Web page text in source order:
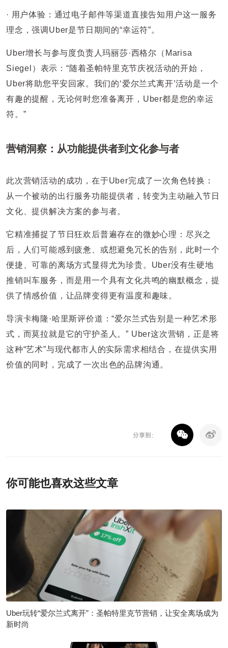
· 用户体验：通过电子邮件等渠道直接告知用户这一服务
理念，强调Uber是节日期间的“幸运符”。
Uber增长与参与度负责人玛丽莎·西格尔（Marisa
Siegel）表示：“随着圣帕特里克节庆祝活动的开始，
Uber将助您平安回家。我们的‘爱尔兰式离开’活动是一个
有趣的提醒，无论何时您准备离开，Uber都是您的幸运
符。”
营销洞察：从功能提供者到文化参与者
此次营销活动的成功，在于Uber完成了一次角色转换：
从一个被动的出行服务功能提供者，转变为主动融入节日
文化、提供解决方案的参与者。
它精准捕捉了节日狂欢后普遍存在的微妙心理：尽兴之
后，人们可能感到疲惫、或想避免冗长的告别，此时一个
便捷、可靠的离场方式显得尤为珍贵。Uber没有生硬地
推销叫车服务，而是用一个具有文化共鸣的幽默概念，提
供了情感价值，让品牌变得更有温度和趣味。
导演卡梅隆·哈里斯评价道：“爱尔兰式告别是一种艺术形
式，而莫拉就是它的守护圣人。” Uber这次营销，正是将
这种“艺术”与现代都市人的实际需求相结合，在提供实用
价值的同时，完成了一次出色的品牌沟通。
分享到：
你可能也喜欢这些文章
Uber玩转“爱尔兰式离开”：圣帕特里克节营销，让安全离场成为
新时尚